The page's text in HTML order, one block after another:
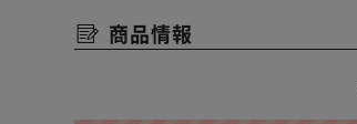
商品情報